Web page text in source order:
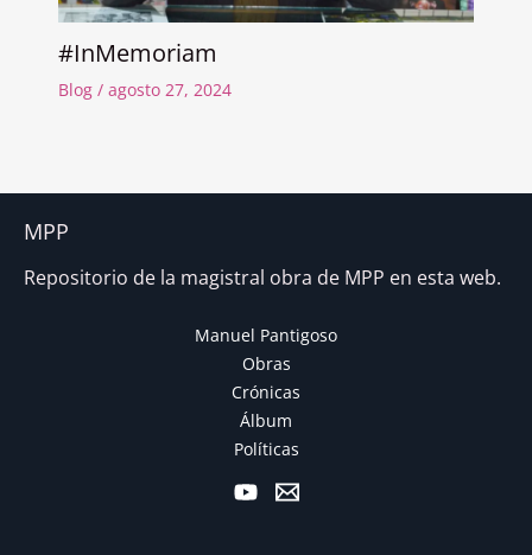
#InMemoriam
Blog/ agosto 27, 2024
MPP
Repositorio de la magistral obra de MPP en esta web.
Manuel Pantigoso
Obras
Crónicas
Álbum
Políticas